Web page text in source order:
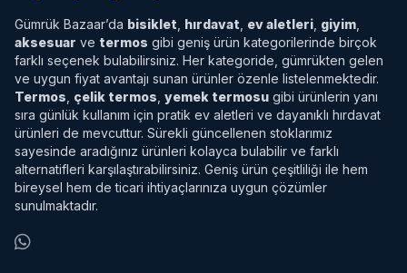
Gümrük Bazaar’da bisiklet hırdavat ev aletleri giyim
aksesuar ve termos gibi geniş ürün kategorilerinde birçok
farklı seçenek bulabilirsiniz. Her kategoride, gümrükten gelen
ve uygun fiyat avantajı sunan ürünler özenle listelenmektedir.
Termos çelik termos yemek termosu gibi ürünlerin yanı
sıra günlük kullanım için pratik ev aletleri ve dayanıklı hırdavat
ürünleri de mevcuttur. Sürekli güncellenen stoklarımız
sayesinde aradığınız ürünleri kolayca bulabilir ve farklı
alternatifleri karşılaştırabilirsiniz. Geniş ürün çeşitliliği ile hem
bireysel hem de ticari ihtiyaçlarınıza uygun çözümler
sunulmaktadır.